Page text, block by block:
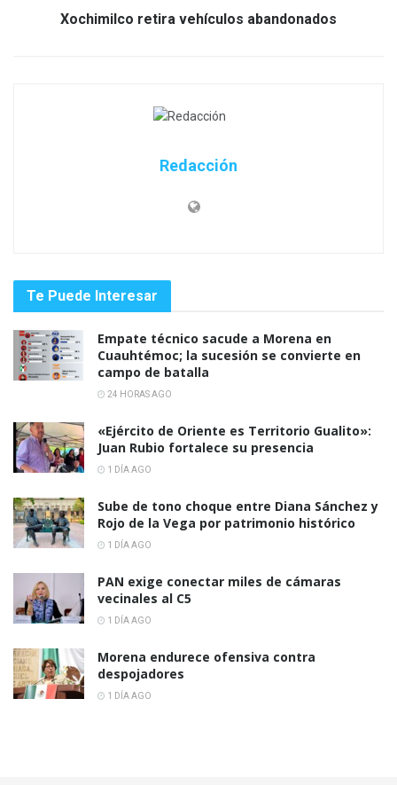
Xochimilco retira vehículos abandonados
Redacción
Te Puede Interesar
Empate técnico sacude a Morena en
Cuauhtémoc; la sucesión se convierte en
campo de batalla
24 HORAS AGO
«Ejército de Oriente es Territorio Gualito»:
Juan Rubio fortalece su presencia
1 DÍA AGO
Sube de tono choque entre Diana Sánchez y
Rojo de la Vega por patrimonio histórico
1 DÍA AGO
PAN exige conectar miles de cámaras
vecinales al C5
1 DÍA AGO
Morena endurece ofensiva contra
despojadores
1 DÍA AGO